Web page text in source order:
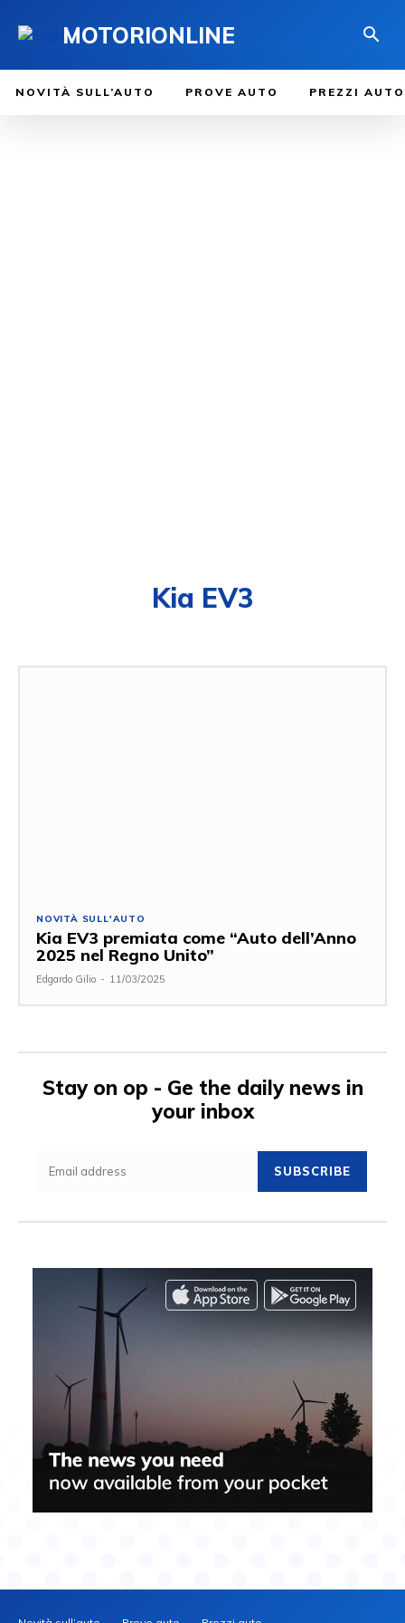
MOTORIONLINE
NOVITÀ SULL’AUTO PROVE AUTO PREZZI AUTO
Kia EV3
NOVITÀ SULL'AUTO
Kia EV3 premiata come “Auto dell’Anno
2025 nel Regno Unito”
Edgardo Gilio - 11/03/2025
Stay on op - Ge the daily news in
your inbox
SUBSCRIBE